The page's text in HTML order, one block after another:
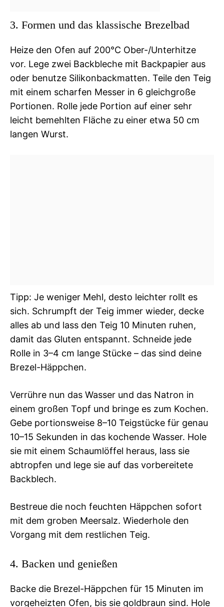
3. Formen und das klassische Brezelbad
Heize den Ofen auf 200°C Ober-/Unterhitze
vor. Lege zwei Backbleche mit Backpapier aus
oder benutze Silikonbackmatten. Teile den Teig
mit einem scharfen Messer in 6 gleichgroße
Portionen. Rolle jede Portion auf einer sehr
leicht bemehlten Fläche zu einer etwa 50 cm
langen Wurst.
Tipp: Je weniger Mehl, desto leichter rollt es
sich. Schrumpft der Teig immer wieder, decke
alles ab und lass den Teig 10 Minuten ruhen,
damit das Gluten entspannt. Schneide jede
Rolle in 3–4 cm lange Stücke – das sind deine
Brezel-Häppchen.
Verrühre nun das Wasser und das Natron in
einem großen Topf und bringe es zum Kochen.
Gebe portionsweise 8–10 Teigstücke für genau
10–15 Sekunden in das kochende Wasser. Hole
sie mit einem Schaumlöffel heraus, lass sie
abtropfen und lege sie auf das vorbereitete
Backblech.
Bestreue die noch feuchten Häppchen sofort
mit dem groben Meersalz. Wiederhole den
Vorgang mit dem restlichen Teig.
4. Backen und genießen
Backe die Brezel-Häppchen für 15 Minuten im
vorgeheizten Ofen, bis sie goldbraun sind. Hole